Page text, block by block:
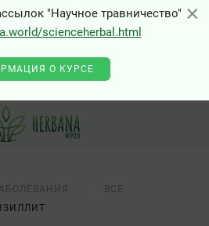
×
"Научное травничество"
scienceherbal.html
О КУРСЕ
ВСЕ
×